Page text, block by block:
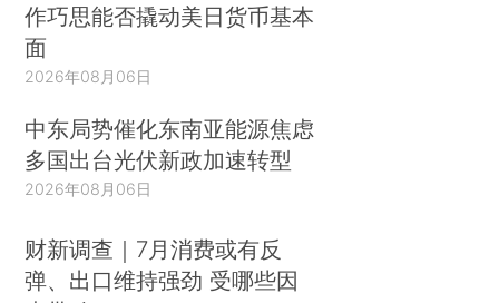
作巧思能否撬动美日货币基本
面
2026年08月06日
中东局势催化东南亚能源焦虑
多国出台光伏新政加速转型
2026年08月06日
财新调查｜7月消费或有反
弹、出口维持强劲 受哪些因